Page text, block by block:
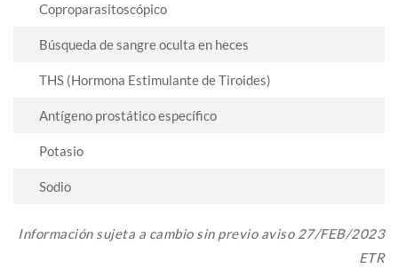
Coproparasitoscópico
Búsqueda de sangre oculta en heces
THS (Hormona Estimulante de Tiroides)
Antígeno prostático específico
Potasio
Sodio
Información sujeta a cambio sin previo aviso 27/FEB/2023
ETR